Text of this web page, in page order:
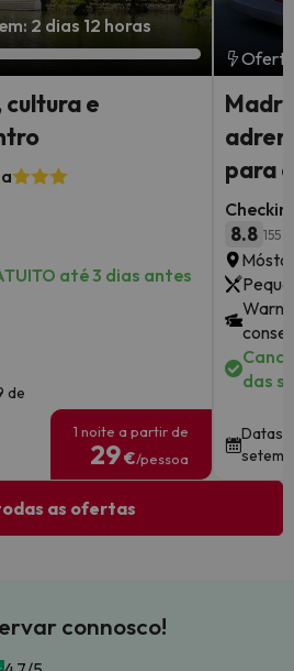
2 dias 12 horas
e
até 3 dias antes
de
1 noite a partir de
29€/pessoa
para
8.8 155
das
Datas
as ofertas
connosco!